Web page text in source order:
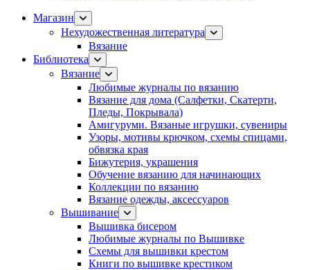
Магазин
Нехудожественная литература
Вязание
Библиотека
Вязание
Любимые журналы по вязанию
Вязание для дома (Салфетки, Скатерти,
Пледы, Покрывала)
Амигуруми. Вязаные игрушки, сувениры
Узоры, мотивы крючком, схемы спицами,
обвязка края
Бижутерия, украшения
Обучение вязанию для начинающих
Коллекции по вязанию
Вязание одежды, аксессуаров
Вышивание
Вышивка бисером
Любимые журналы по Вышивке
Схемы для вышивки крестом
Книги по вышивке крестиком